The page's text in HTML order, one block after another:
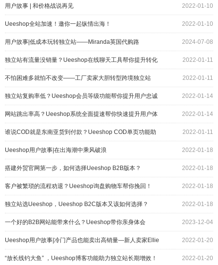
用户故事 | 和价格战说再见 2022-01-10
Ueeshop全站加速！邀你一起纵情出海！ 2022-01-10
用户故事|低成本玩转独立站——Miranda英国代购路 2024-07-08
独立站有流量没销量？Ueeshop在线聊天工具帮你提升转化
率
2022-01-11
不怕困难多就怕不改变——工厂卖家大胆转型跨境独立站 2022-01-11
独立站复购率低？Ueeshop会员等级功能帮你提升用户忠诚
度
2022-01-14
网站跳出率高？Ueeshop系统全面提速帮你快速提升用户体
验
2022-01-14
谁说COD就是东南亚货到付款？Ueeshop COD单页功能助
你提高欧美社媒转化率
2022-01-11
Ueeshop用户故事|在出海潮中乘风破浪 2022-01-18
搭建外贸官网第一步，如何选择Ueeshop B2B版本？ 2022-01-18
客户被繁琐的流程劝退？Ueeshop询盘购物车帮你挽回！ 2022-01-18
独立站选Ueeshop，Ueeshop B2C版本又该如何选择？ 2022-01-18
一个好的B2B网站能带来什么？Ueeshop带你亲身体会 2023-12-04
Ueeshop用户故事|冷门产品也能卖出高销量—新人卖家Ellie
的进阶之路
2022-01-20
“放长线钓大鱼” ，Ueeshop博客功能助力独立站长期增效！ 2022-01-20